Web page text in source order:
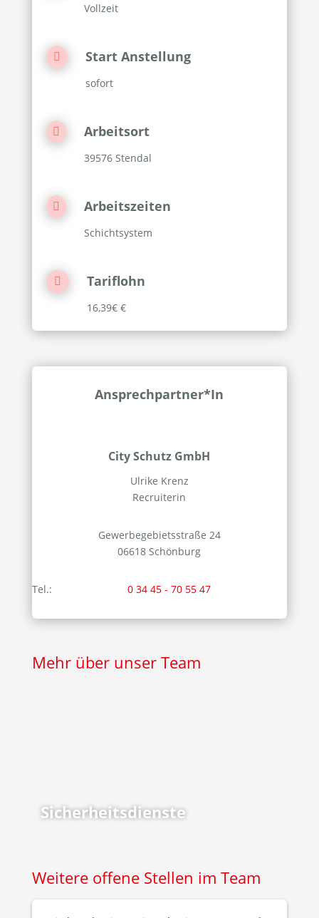
Vollzeit
 Start Anstellung
sofort
 Arbeitsort
39576 Stendal
 Arbeitszeiten
Schichtsystem
 Tariflohn
16,39€ €
Ansprechpartner*In
City Schutz GmbH
Ulrike Krenz
Recruiterin
Gewerbegebietsstraße 24
06618 Schönburg
Tel.: 0 34 45 - 70 55 47
Mehr über unser Team
Sicherheitsdienste
Weitere offene Stellen im Team